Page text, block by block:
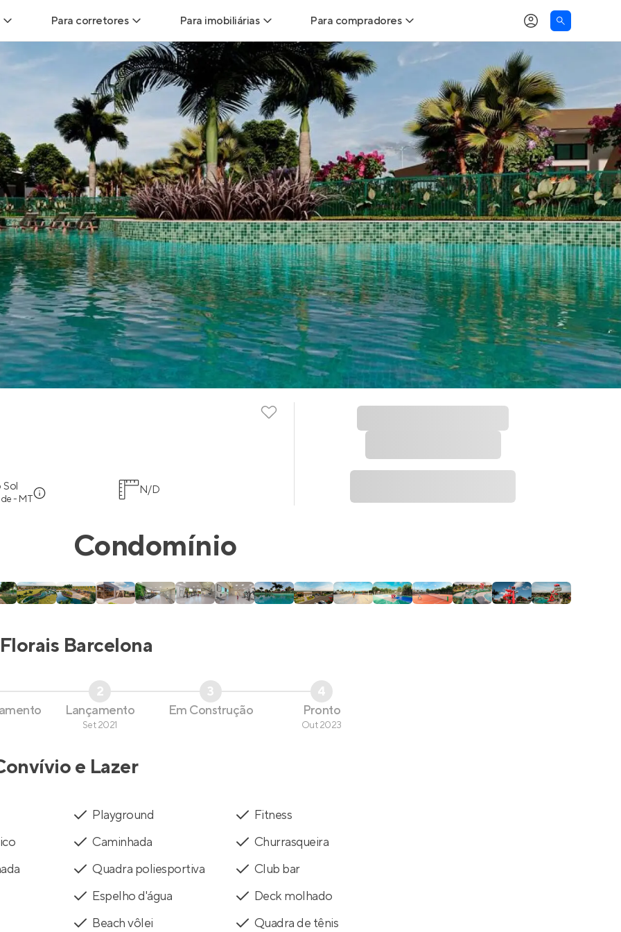
Para corretores
Leads para Corretores
Corretor+
Parcerias imobiliárias
Hub de Corretores
Perfil Verificado
Anunciar imóveis
Para imobiliárias
Leads para Imobiliárias
Hub de imobiliárias
Anunciar imóveis
Para compradores
Buscar um imóvel novo
Calcule seu Poder de Compra
Comprar x Alugar
Correção do INCC
Simulador de Financiamento
Encontre um corretor
Sol
- MT
N/D
Condomínio
Florais Barcelona
2
Lançamento
Set 2021
3
Em Construção
4
Pronto
Out 2023
e Lazer
Playground
Fitness
Caminhada
Churrasqueira
Quadra poliesportiva
Club bar
Espelho d'água
Deck molhado
Beach vôlei
Quadra de tênis